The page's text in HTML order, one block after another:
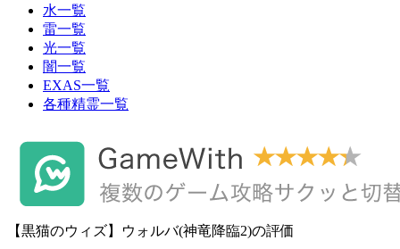
水一覧
雷一覧
光一覧
闇一覧
EXAS一覧
各種精霊一覧
【黒猫のウィズ】ウォルバ(神竜降臨2)の評価